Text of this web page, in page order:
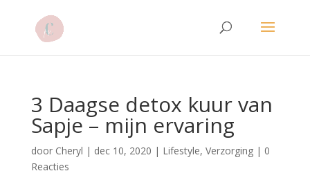
3 Daagse detox kuur van
Sapje – mijn ervaring
door Cheryl | dec 10, 2020 | Lifestyle, Verzorging| 0
Reacties